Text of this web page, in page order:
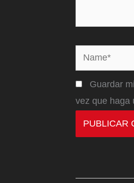
Name*
Guardar
vez que haga